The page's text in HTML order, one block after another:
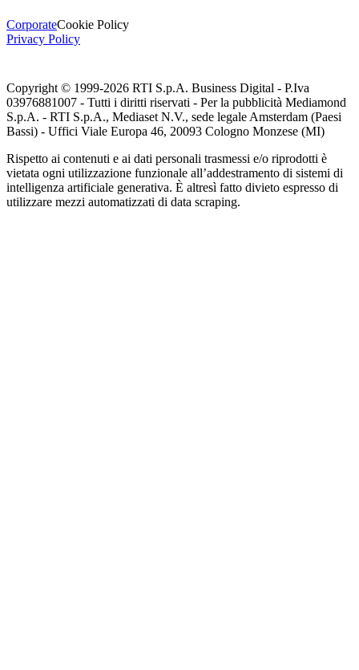
CorporateCookie Policy
Privacy Policy
Copyright © 1999-2026 RTI S.p.A. Business Digital - P.Iva
03976881007 - Tutti i diritti riservati - Per la pubblicità Mediamond
S.p.A. - RTI S.p.A., Mediaset N.V., sede legale Amsterdam (Paesi
Bassi) - Uffici Viale Europa 46, 20093 Cologno Monzese (MI)
Rispetto ai contenuti e ai dati personali trasmessi e/o riprodotti è
vietata ogni utilizzazione funzionale all’addestramento di sistemi di
intelligenza artificiale generativa. È altresì fatto divieto espresso di
utilizzare mezzi automatizzati di data scraping.